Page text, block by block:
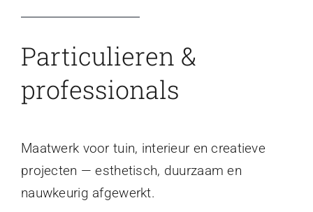
Particulieren &
professionals
Maatwerk voor tuin, interieur en creatieve
projecten — esthetisch, duurzaam en
nauwkeurig afgewerkt.